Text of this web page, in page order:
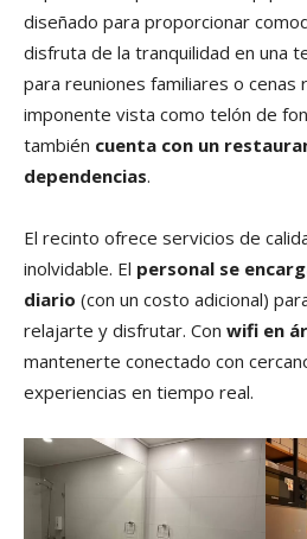
diseñado para proporcionar
disfruta de la tranquilidad en una
para reuniones familiares o cenas
imponente vista como telón de
también cuenta con un
dependencias.
El recinto ofrece servicios de
inolvidable. El personal se
diario (con un costo adicional)
relajarte y disfrutar. Con wifi en
mantenerte conectado con
experiencias en tiempo real.